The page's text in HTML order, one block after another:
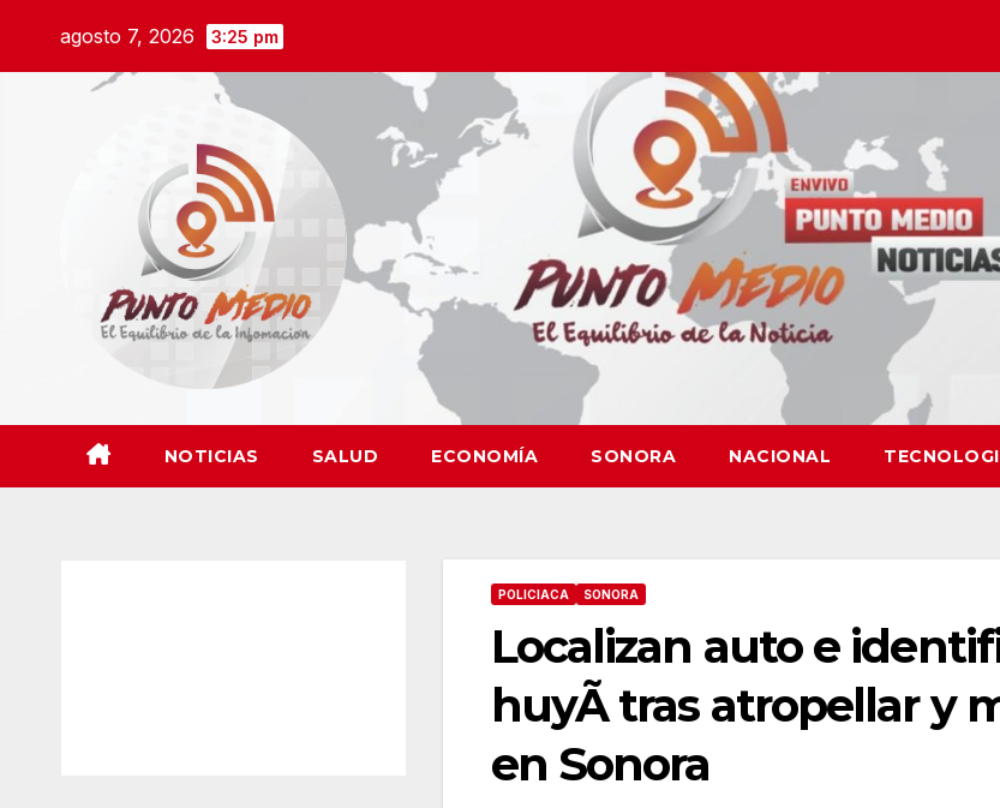
agosto 7, 2026 3:25 pm
NOTICIAS SALUD ECONOMÍA SONORA NACIONAL
POLICIACA SONORA
Localizan auto e
huyÃ tras atropellar y
en Sonora